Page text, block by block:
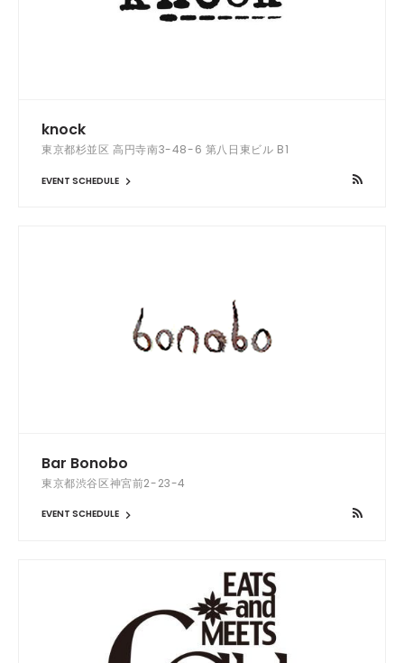
knock
東京都杉並区 高円寺南3-48-6 第八日東ビル B1
EVENT SCHEDULE
Bar Bonobo
東京都渋谷区神宮前2-23-4
EVENT SCHEDULE